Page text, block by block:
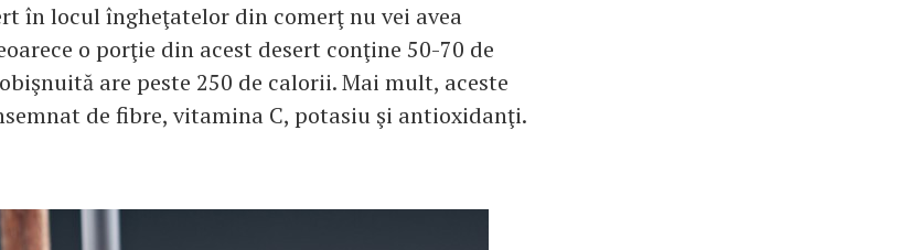
în locul îngheţatelor din comerţ nu vei avea
o porţie din acest desert conţine 50-70 de
are peste 250 de calorii. Mai mult, aceste
de fibre, vitamina C, potasiu şi antioxidanţi.